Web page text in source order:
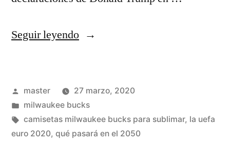
Seguir leyendo«camiseta
mirotiv
baratas»
Publicado
por
master
27 marzo, 2020
Publicado
en
milwaukee bucks
Etiquetas:
camisetas milwaukee bucks para sublimar, la uefa
euro 2020, qué pasará en el 2050